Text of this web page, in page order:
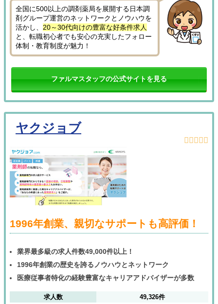
全国に500以上の調剤薬局を展開する日本調
剤グループ運営のネットワークとノウハウを
活かし、 20～30代向けの豊富な好条件求人
と、転職初心者でも安心の充実したフォロー
体制・教育制度が魅力！
ファルマスタッフの公式サイトを見る
ヤクジョブ
1996年創業、親切なサポートも高評価！
業界最多級の求人件数49,000件以上！
1996年創業の歴史を誇るノウハウとネットワーク
医療従事者特化の経験豊富なキャリアアドバイザーが多数
求人数 49,326件